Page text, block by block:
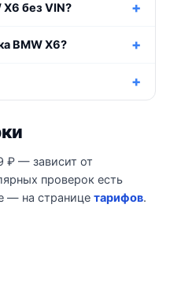
без VIN?
BMW X6?
₽ — зависит от
проверок есть
— на странице тарифов.